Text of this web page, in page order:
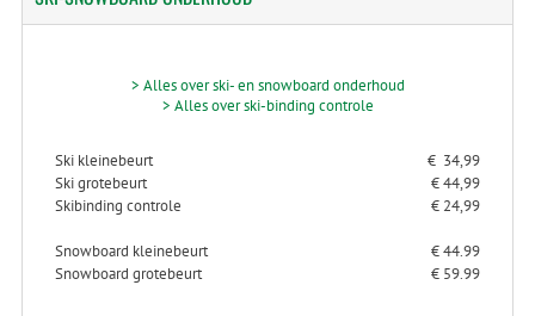
> Alles over ski- en snowboard onderhoud
> Alles over ski-binding controle
Ski kleinebeurt
€ 34,99
Ski grotebeurt
€ 44,99
Skibinding controle
€ 24,99
Snowboard kleinebeurt
€ 44.99
Snowboard grotebeurt
€ 59.99